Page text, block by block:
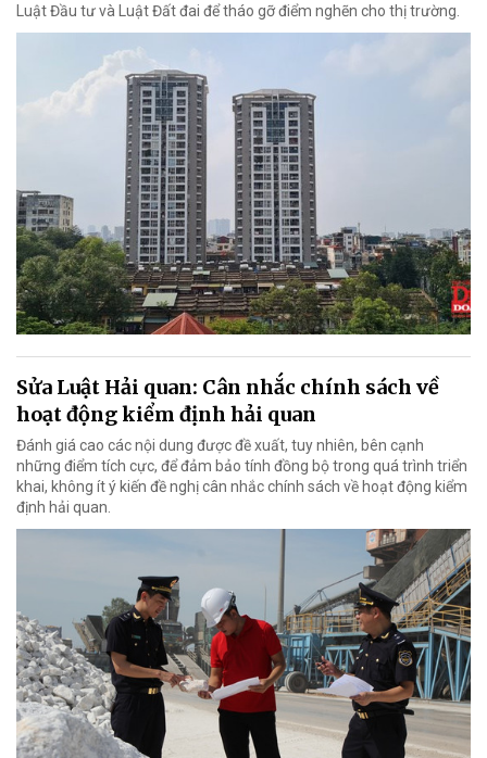
Luật Đầu tư và Luật Đất đai để tháo gỡ điểm nghẽn cho thị trường.
Sửa Luật Hải quan: Cân nhắc chính sách về
hoạt động kiểm định hải quan
Đánh giá cao các nội dung được đề xuất, tuy nhiên, bên cạnh
những điểm tích cực, để đảm bảo tính đồng bộ trong quá trình triển
khai, không ít ý kiến đề nghị cân nhắc chính sách về hoạt động kiểm
định hải quan.